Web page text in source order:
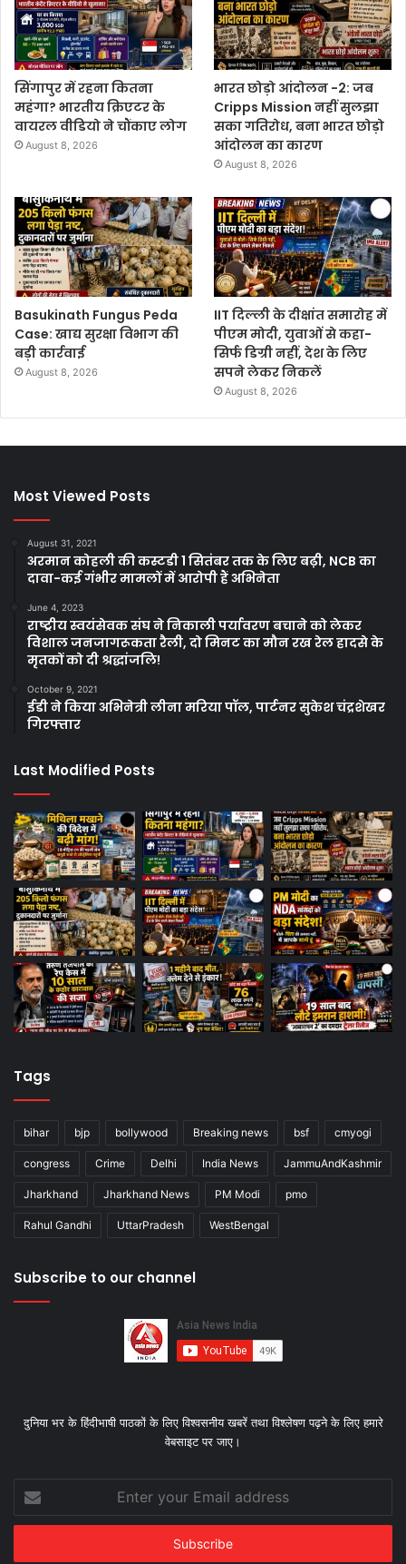
सिंगापुर में रहना कितना
महंगा? भारतीय क्रिएटर के
वायरल वीडियो ने चौंकाए लोग
August 8, 2026
भारत छोड़ो आंदोलन -2: जब
Cripps Mission नहीं सुलझा
सका गतिरोध, बना भारत छोड़ो
आंदोलन का कारण
August 8, 2026
Basukinath Fungus Peda
Case: खाद्य सुरक्षा विभाग की
बड़ी कार्रवाई
August 8, 2026
IIT दिल्ली के दीक्षांत समारोह में
पीएम मोदी, युवाओं से कहा-
सिर्फ डिग्री नहीं, देश के लिए
सपने लेकर निकलें
August 8, 2026
Most Viewed Posts
August 31, 2021
अरमान कोहली की कस्टडी 1 सितंबर तक के लिए बढ़ी, NCB का
दावा-कई गंभीर मामलों में आरोपी हैं अभिनेता
June 4, 2023
राष्ट्रीय स्वयंसेवक संघ ने निकाली पर्यावरण बचाने को लेकर
विशाल जनजागरूकता रैली, दो मिनट का मौन रख रेल हादसे के
मृतकों को दी श्रद्धांजलि!
October 9, 2021
ईडी ने किया अभिनेत्री लीना मरिया पॉल, पार्टनर सुकेश चंद्रशेखर
गिरफ्तार
Last Modified Posts
Tags
bihar bjp bollywood Breaking news bsf cmyogi
congress Crime Delhi India News JammuAndKashmir
Jharkhand Jharkhand News PM Modi pmo
Rahul Gandhi UttarPradesh WestBengal
Subscribe to our channel
दुनिया भर के हिंदीभाषी पाठकों के लिए विश्‍वसनीय खबरें तथा विश्लेषण पढ़ने के लिए हमारे
वेबसाइट पर जाए।
your
Email